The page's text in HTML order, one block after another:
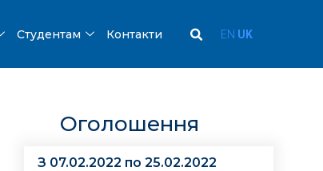
Студентам Контакти EN UK
Оголошення
З 07.02.2022 по 25.02.2022